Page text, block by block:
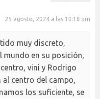
25 agosto, 2024 a las 10:18 pm
muy discreto,
mundo en su posición,
vini y Rodrigo
al centro del campo,
los suficiente, se